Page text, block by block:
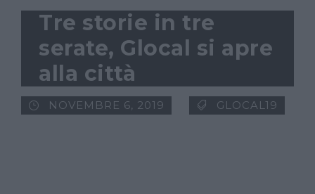
Tre storie in tre
serate, Glocal si apre
alla città
NOVEMBRE 6, 2019 GLOCAL19